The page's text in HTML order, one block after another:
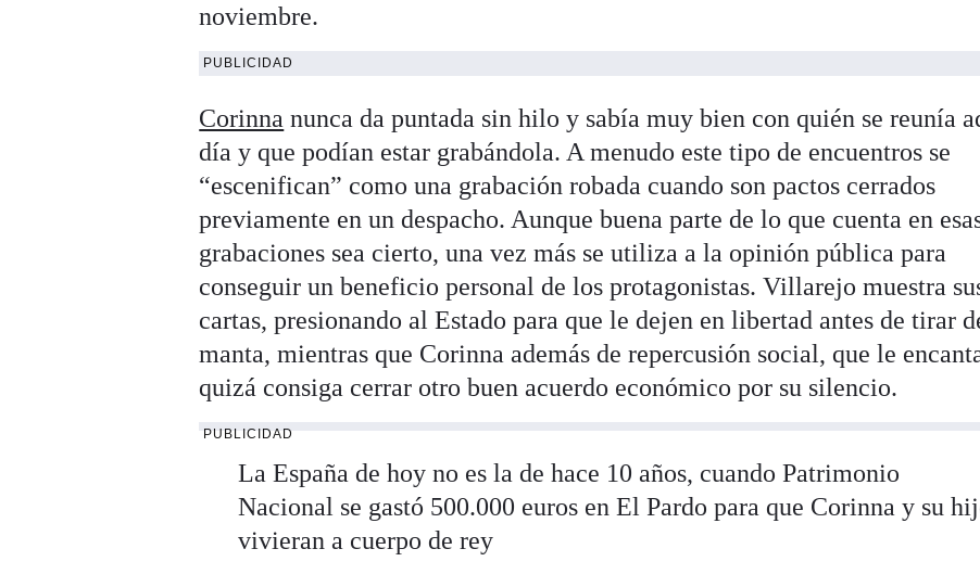
noviembre.
PUBLICIDAD
Corinna nunca da puntada sin hilo y sabía muy bien con quién se reunía
día y que podían estar grabándola. A menudo este tipo de encuentros se
“escenifican” como una grabación robada cuando son pactos cerrados
previamente en un despacho. Aunque buena parte de lo que cuenta en
grabaciones sea cierto, una vez más se utiliza a la opinión pública para
conseguir un beneficio personal de los protagonistas. Villarejo muestra
cartas, presionando al Estado para que le dejen en libertad antes de tirar
manta, mientras que Corinna además de repercusión social, que le
quizá consiga cerrar otro buen acuerdo económico por su silencio.
PUBLICIDAD
La España de hoy no es la de hace 10 años, cuando Patrimonio
Nacional se gastó 500.000 euros en El Pardo para que Corinna y su
vivieran a cuerpo de rey